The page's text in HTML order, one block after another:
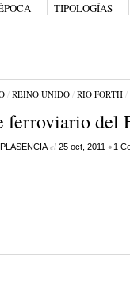
TIPOLOGÍAS
/ REINO UNIDO/ RÍO FORTH/
ferroviario del
el 25 oct, 2011 • 1